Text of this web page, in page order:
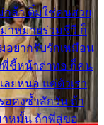
กล้า ติ๋มใช่คนสวย
าหมายร่วมชีวี ก็
อยากรับรักเหมือน
พี่ชี้หน้าด่าทอ ก็คน
ยหนอ แค่ตัวเรา
คงช้ำสักวัน ถ้า
าหมั้น ถ้าพี่สู่ขอ